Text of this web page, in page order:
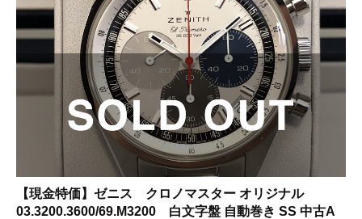
【現金特価】ゼニス クロノマスター オリジナル
03.3200.3600/69.M3200 白文字盤 自動巻き SS 中古A